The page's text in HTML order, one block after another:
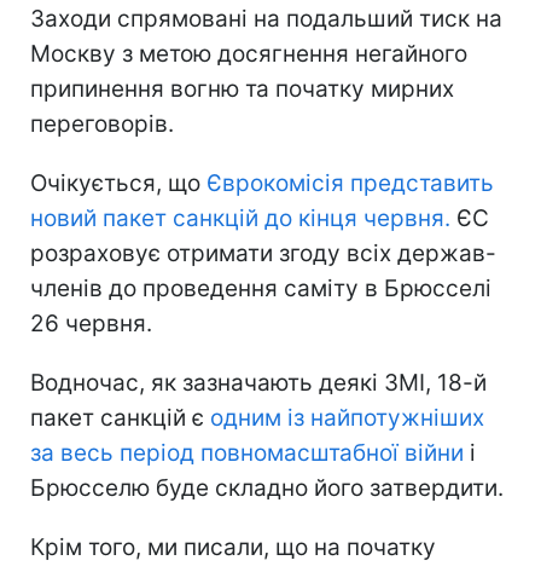
Заходи спрямовані на подальший тиск на
Москву з метою досягнення негайного
припинення вогню та початку мирних
переговорів.
Очікується, що Єврокомісія представить
новий пакет санкцій до кінця червня. ЄС
розраховує отримати згоду всіх держав-
членів до проведення саміту в Брюсселі
26 червня.
Водночас, як зазначають деякі ЗМІ, 18-й
пакет санкцій є одним із найпотужніших
за весь період повномасштабної війни і
Брюсселю буде складно його затвердити.
Крім того, ми писали, що на початку